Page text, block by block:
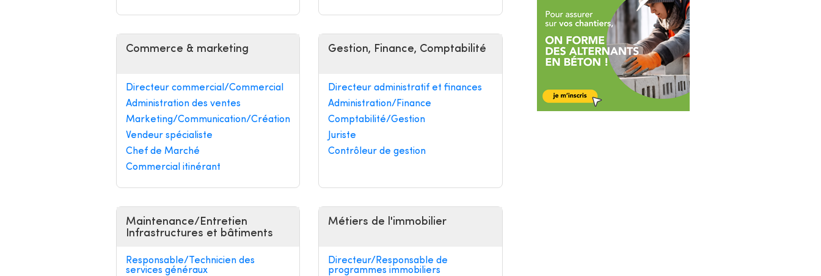
Commerce & marketing
Directeur commercial/Commercial
Administration des ventes
Marketing/Communication/Création
Vendeur spécialiste
Chef de Marché
Commercial itinérant
Gestion, Finance, Comptabilité
Directeur administratif et finances
Administration/Finance
Comptabilité/Gestion
Juriste
Contrôleur de gestion
Maintenance/Entretien
Infrastructures et bâtiments
Responsable/Technicien des
services généraux
Métiers de l'immobilier
Directeur/Responsable de
programmes immobiliers